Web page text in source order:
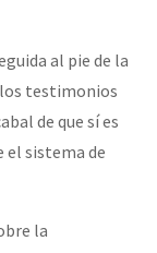
al pie de la
testimonios
de que sí es
sistema de
la